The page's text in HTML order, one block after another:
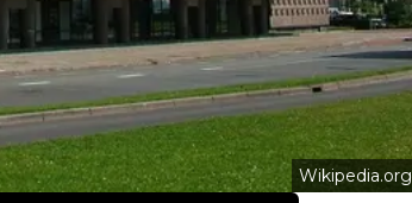
Wikipedia.org